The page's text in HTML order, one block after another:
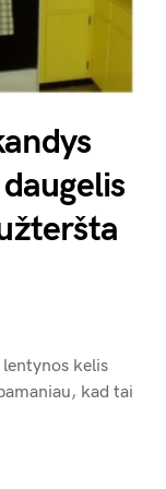
kelis
kad tai